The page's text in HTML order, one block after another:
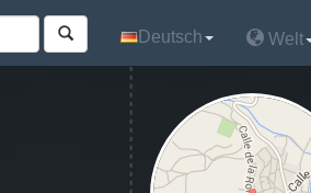
Deutsch Welt
Deutsch Welt